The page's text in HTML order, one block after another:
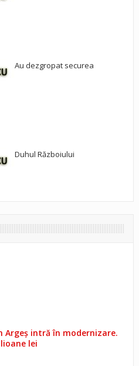
Au dezgropat securea
Duhul Războiului
Argeș intră în modernizare.
lei